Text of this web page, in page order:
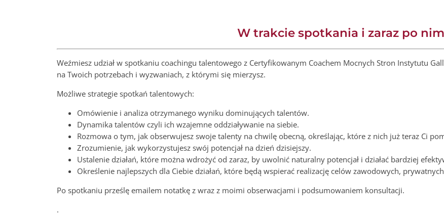
W trakcie spotkania i zaraz po nim
Weźmiesz udział w spotkaniu coachingu talentowego z Certyfikowanym Coachem Mocnych Stron Instytutu
na Twoich potrzebach i wyzwaniach, z którymi się mierzysz.
Możliwe strategie spotkań talentowych:
Omówienie i analiza otrzymanego wyniku dominujących talentów.
Dynamika talentów czyli ich wzajemne oddziaływanie na siebie.
Rozmowa o tym, jak obserwujesz swoje talenty na chwilę obecną, określając, które z nich już teraz Ci
Zrozumienie, jak wykorzystujesz swój potencjał na dzień dzisiejszy.
Ustalenie działań, które można wdrożyć od zaraz, by uwolnić naturalny potencjał i działać bardziej
Określenie najlepszych dla Ciebie działań, które będą wspierać realizację celów zawodowych,
Po spotkaniu prześlę emailem notatkę z wraz z moimi obserwacjami i podsumowaniem konsultacji.
.